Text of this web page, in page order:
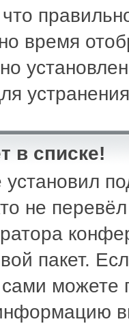
время
в списке!
не
пакет.
можете